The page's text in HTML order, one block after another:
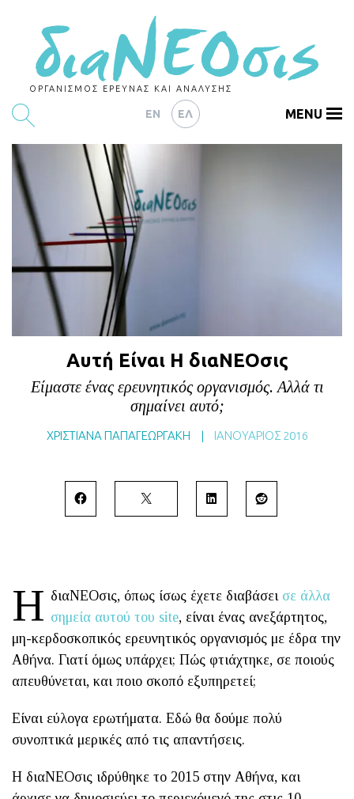
ΟΡΓΑΝΙΣΜΟΣ ΕΡΕΥΝΑΣ ΚΑΙ ΑΝΑΛΥΣΗΣ
EN ΕΛ
ΑΡΘΡΟΓΡΑΦΙΑ
BLOG
ABOUT
MENU
Αυτή Είναι Η διαΝΕΟσις
Είμαστε ένας ερευνητικός οργανισμός. Αλλά τι
σημαίνει αυτό;
ΧΡΙΣΤΙΑΝΑ ΠΑΠΑΓΕΩΡΓΑΚΗ | ΙΑΝΟΥΆΡΙΟΣ 2016
Η διαΝΕΟσις, όπως ίσως έχετε διαβάσει σε άλλα
σημεία αυτού του site, είναι ένας ανεξάρτητος,
μη-κερδοσκοπικός ερευνητικός οργανισμός με έδρα την
Αθήνα. Γιατί όμως υπάρχει; Πώς φτιάχτηκε, σε ποιούς
απευθύνεται, και ποιο σκοπό εξυπηρετεί;
Είναι εύλογα ερωτήματα. Εδώ θα δούμε πολύ
συνοπτικά μερικές από τις απαντήσεις.
Η διαΝΕΟσις ιδρύθηκε το 2015 στην Αθήνα, και